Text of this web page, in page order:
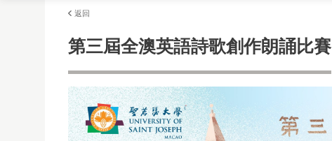
返回
第三屆全澳英語詩歌創作朗誦比賽